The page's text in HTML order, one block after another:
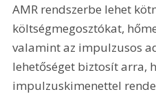
AMR rendszerbe lehet
költségmegosztókat,
valamint az impulzusos
lehetőséget biztosít arra,
impulzuskimenettel